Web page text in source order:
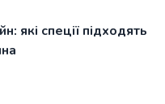
які спеції підходять